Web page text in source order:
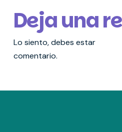
Deja una
Lo siento, debes estar
comentario.